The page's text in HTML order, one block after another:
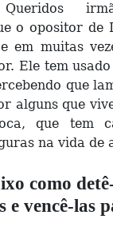
Queridos
o opositor de
em muitas
Ele tem
que
alguns que
que tem
na vida de
como
e vencê-las